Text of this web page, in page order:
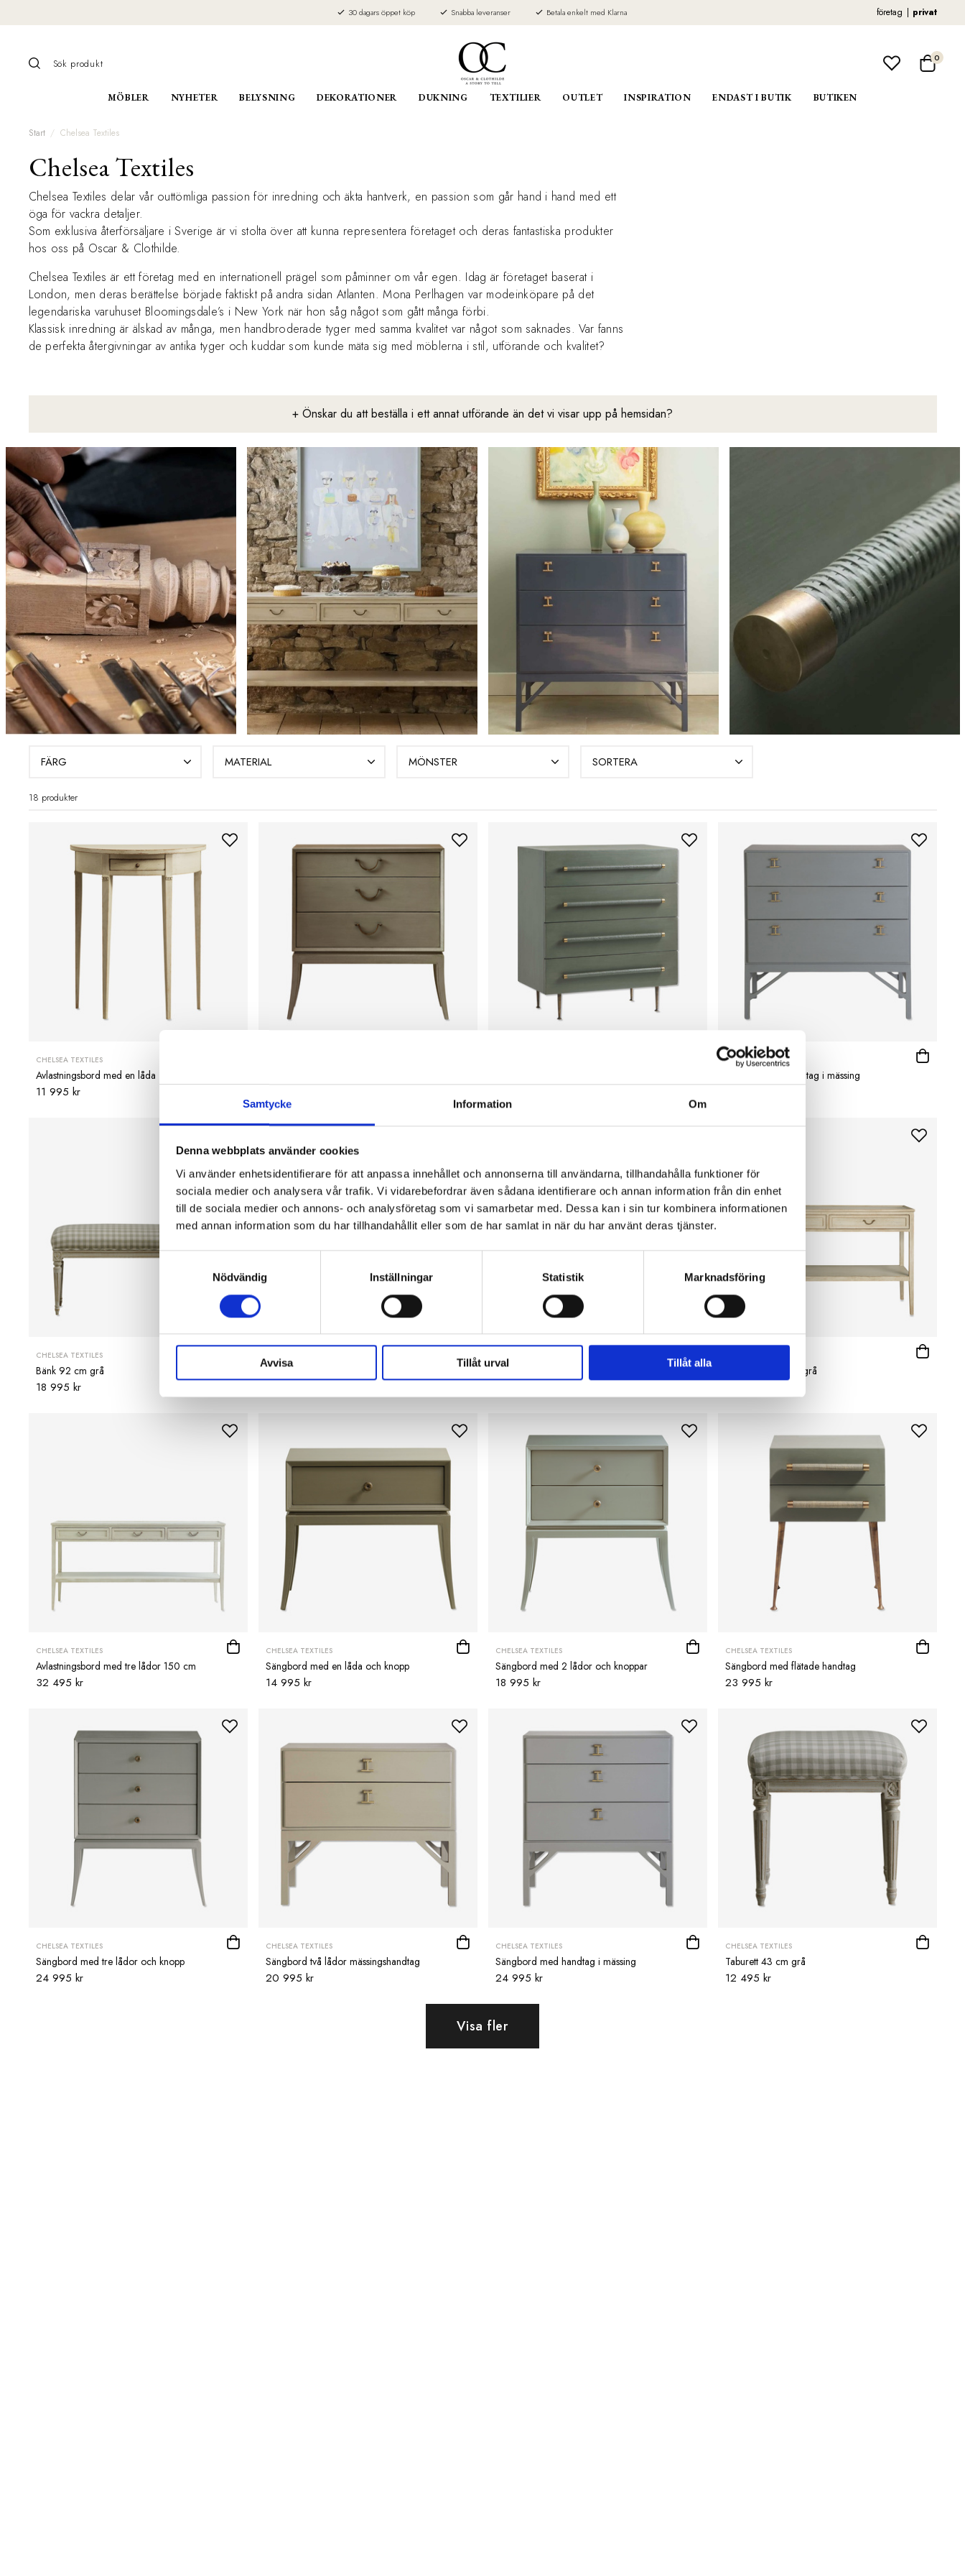
Samtycke Information Om
Denna webbplats använder cookies
Vi använder enhetsidentifierare för att anpassa innehållet och annonserna till användarna, tillhandahålla funktioner för
sociala medier och analysera vår trafik. Vi vidarebefordrar även sådana identifierare och annan information från din enhet
till de sociala medier och annons- och analysföretag som vi samarbetar med. Dessa kan i sin tur kombinera informationen
med annan information som du har tillhandahållit eller som de har samlat in när du har använt deras tjänster.
Samtyckesval
Nödvändig
Inställningar Statistik Marknadsföring
Avvisa Tillåt urval Tillåt alla
företag privat
30 dagars öppet köp Snabba leveranser Betala enkelt med Klarna
0
MÖBLER NYHETER BELYSNING DEKORATIONER DUKNING TEXTILIER OUTLET INSPIRATION ENDAST I BUTIK BUTIKEN
Start Chelsea Textiles
Chelsea Textiles
Chelsea Textiles delar vår outtömliga passion för inredning och äkta hantverk, en passion som går hand i hand med ett
öga för vackra detaljer.
Som exklusiva återförsäljare i Sverige är vi stolta över att kunna representera företaget och deras fantastiska produkter
hos oss på Oscar & Clothilde.
Chelsea Textiles är ett företag med en internationell prägel som påminner om vår egen. Idag är företaget baserat i
London, men deras berättelse började faktiskt på andra sidan Atlanten. Mona Perlhagen var modeinköpare på det
legendariska varuhuset Bloomingsdale’s i New York när hon såg något som gått många förbi.
Klassisk inredning är älskad av många, men handbroderade tyger med samma kvalitet var något som saknades. Var fanns
de perfekta återgivningar av antika tyger och kuddar som kunde mäta sig med möblerna i stil, utförande och kvalitet?
+ Önskar du att beställa i ett annat utförande än det vi visar upp på hemsidan?
FÄRG MATERIAL MÖNSTER SORTERA
18 produkter
CHELSEA TEXTILES
Avlastningsbord med en låda
11 995 kr
CHELSEA TEXTILES
Byrå tre lådor handtag i mässing
CHELSEA TEXTILES
Bänk 92 cm grå
18 995 kr
Fåtölj Bergére grå Sidobord med en låda Sidobord 120 cm grå
CHELSEA TEXTILES
Avlastningsbord med tre lådor 150 cm
32 495 kr
CHELSEA TEXTILES
Sängbord med en låda och knopp
14 995 kr
CHELSEA TEXTILES
Sängbord med 2 lådor och knoppar
18 995 kr
CHELSEA TEXTILES
Sängbord med flätade handtag
23 995 kr
CHELSEA TEXTILES
Sängbord med tre lådor och knopp
24 995 kr
CHELSEA TEXTILES
Sängbord två lådor mässingshandtag
20 995 kr
CHELSEA TEXTILES
Sängbord med handtag i mässing
24 995 kr
CHELSEA TEXTILES
Taburett 43 cm grå
12 495 kr
Visa fler